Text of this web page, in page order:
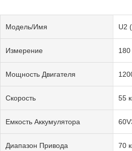
Модель/Имя U2
Измерение
Мощность Двигателя
Скорость 55
Емкость Аккумулятора
Диапазон Привода 70